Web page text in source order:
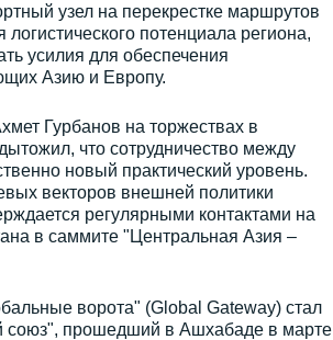
узел на перекрестке маршрутов
потенциала региона,
усилия для обеспечения
Азию и Европу.
Гурбанов на торжествах в
что сотрудничество между
новый практический уровень.
векторов внешней политики
регулярными контактами на
в саммите "Центральная Азия –
ворота" (Global Gateway) стал
союз", прошедший в Ашхабаде в марте